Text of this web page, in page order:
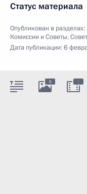
Статус материала
Опубликован в разделах:
Комиссии и Советы,
Дата публикации:6
5 :